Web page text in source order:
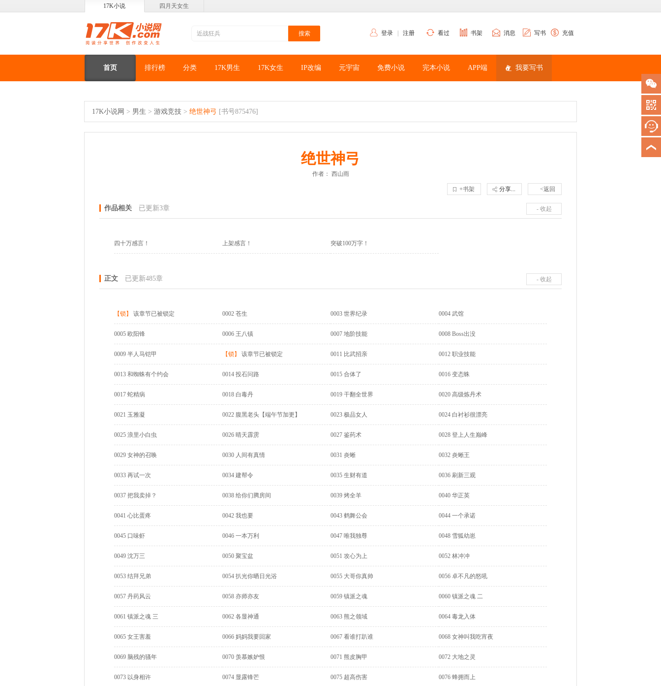
17K小说 四月天女生
登录 注册 看过 书架 消息 写书 充值
首页 排行榜 分类 17K男生 17K女生 IP改编 元宇宙 免费小说 完本小说 APP端 我要写书
17K小说网 > 男生 > 游戏竞技 > 绝世神弓 [书号875476]
绝世神弓
作者： 西山雨
<返回
分享...
+书架
- 收起
作品相关 已更新3章
四十万感言！ 上架感言！ 突破100万字！
- 收起
正文 已更新485章
【锁】 该章节已被锁定 0002 苍生 0003 世界纪录 0004 武馆
0005 欧阳锋 0006 王八镇 0007 地阶技能 0008 Boss出没
0009 半人马铠甲 【锁】 该章节已被锁定 0011 比武招亲 0012 职业技能
0013 和蜘蛛有个约会 0014 投石问路 0015 合体了 0016 变态蛛
0017 蛇精病 0018 白毒丹 0019 干翻全世界 0020 高级炼丹术
0021 玉雅凝 0022 腹黑老头【端午节加更】 0023 极品女人 0024 白衬衫很漂亮
0025 浪里小白虫 0026 晴天霹雳 0027 鉴药术 0028 登上人生巅峰
0029 女神的召唤 0030 人间有真情 0031 炎蜥 0032 炎蜥王
0033 再试一次 0034 建帮令 0035 生财有道 0036 刷新三观
0037 把我卖掉？ 0038 给你们腾房间 0039 烤全羊 0040 华正英
0041 心比蛋疼 0042 我也要 0043 鹤舞公会 0044 一个承诺
0045 口味虾 0046 一本万利 0047 唯我独尊 0048 雪狐幼崽
0049 沈万三 0050 聚宝盆 0051 攻心为上 0052 林冲冲
0053 结拜兄弟 0054 扒光你晒日光浴 0055 大哥你真帅 0056 卓不凡的怒吼
0057 丹药风云 0058 亦师亦友 0059 镇派之魂 0060 镇派之魂 二
0061 镇派之魂 三 0062 各显神通 0063 熊之领域 0064 毒龙入体
0065 女王害羞 0066 妈妈我要回家 0067 看谁打趴谁 0068 女神叫我吃宵夜
0069 脑残的骚年 0070 羡慕嫉妒恨 0071 熊皮胸甲 0072 大地之灵
0073 以身相许 0074 显露锋芒 0075 超高伤害 0076 蜂拥而上